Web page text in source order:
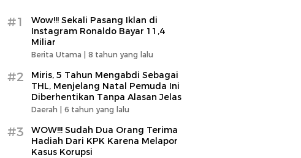
#1
Wow!!! Sekali Pasang Iklan di
Instagram Ronaldo Bayar 11,4
Miliar
Berita Utama | 8 tahun yang lalu
#2
Miris, 5 Tahun Mengabdi Sebagai
THL, Menjelang Natal Pemuda Ini
Diberhentikan Tanpa Alasan Jelas
Daerah | 6 tahun yang lalu
#3
WOW!!! Sudah Dua Orang Terima
Hadiah Dari KPK Karena Melapor
Kasus Korupsi